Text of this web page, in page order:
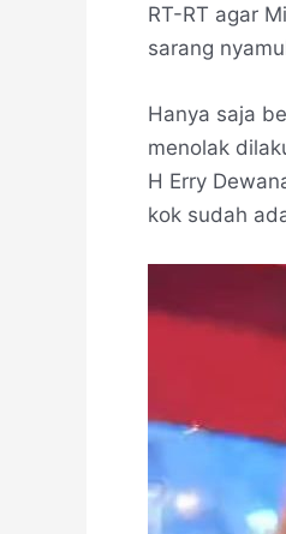
RT-RT agar
sarang
Hanya saja
menolak
H Erry
kok sudah